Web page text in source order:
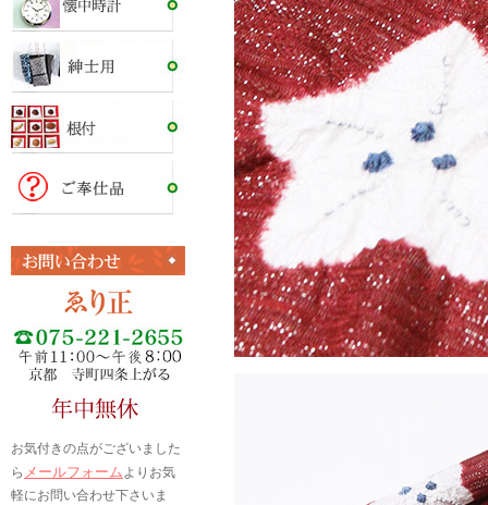
お気付きの点がございました
ら メールフォームよりお気
軽にお問い合わせ下さいま